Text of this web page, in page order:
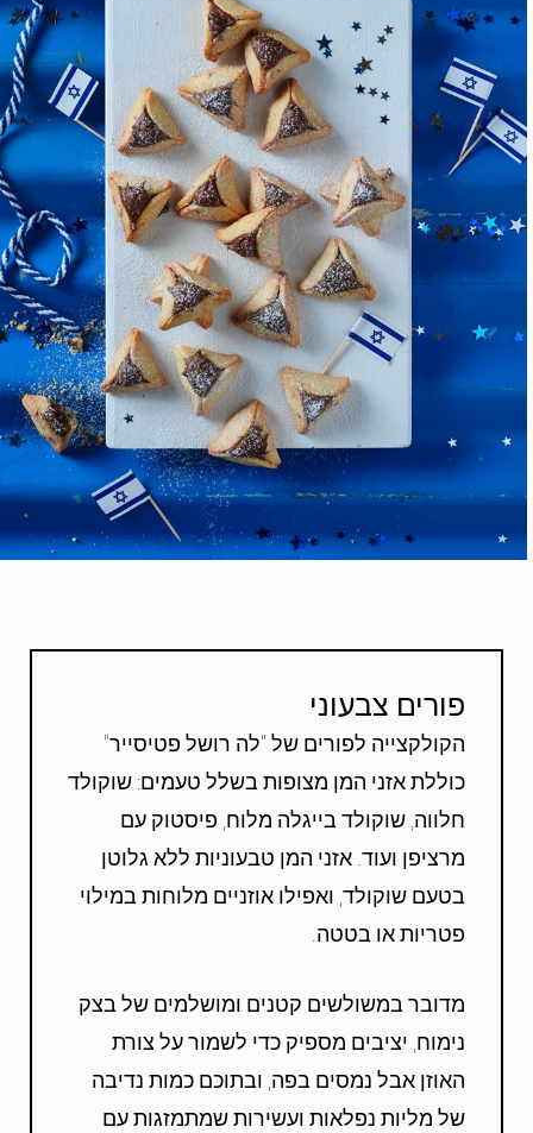
פורים צבעוני
הקולקצייה לפורים של "לה רושל פטיסייר"
כוללת אזני המן מצופות בשלל טעמים: שוקולד
חלווה, שוקולד בייגלה מלוח, פיסטוק עם
מרציפן ועוד. אזני המן טבעוניות ללא גלוטן
בטעם שוקולד, ואפילו אוזניים מלוחות במילוי
פטריות או בטטה.
מדובר במשולשים קטנים ומושלמים של בצק
נימוח, יציבים מספיק כדי לשמור על צורת
האוזן אבל נמסים בפה, ובתוכם כמות נדיבה
של מליות נפלאות ועשירות שמתמזגות עם